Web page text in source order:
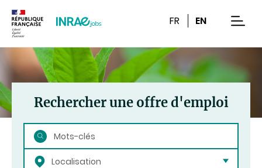
FR EN
Rechercher une offre d'emploi
Rechercher
Localisation